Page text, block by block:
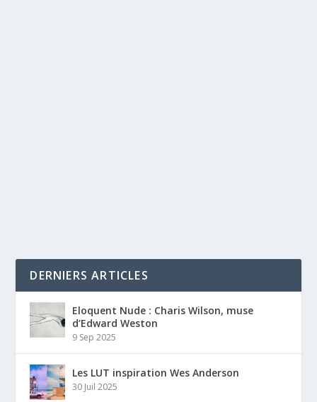
DERNIERS ARTICLES
Eloquent Nude : Charis Wilson, muse
d’Edward Weston
9 Sep 2025
Les LUT inspiration Wes Anderson
30 Juil 2025